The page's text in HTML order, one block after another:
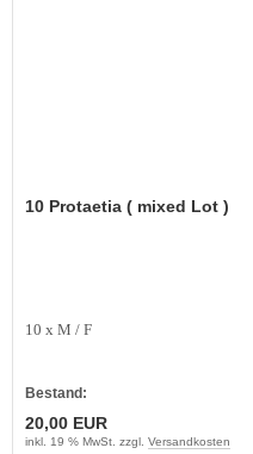
10 Protaetia ( mixed Lot )
10 x M / F
Bestand:
20,00 EUR
inkl. 19 % MwSt. zzgl. Versandkosten